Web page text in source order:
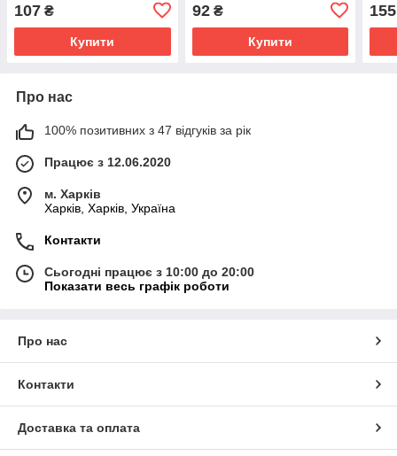
"Лаванда". Розмір 60*80
см
107 ₴
Купити
ароматизований "Океан".
92₴
Купити
155
Про нас
100% позитивних з 47 відгуків за рік
Працює з 12.06.2020
м. Харків
Харків, Харків, Україна
Контакти
Сьогодні працює з 10:00 до 20:00
Показати весь графік роботи
Про нас
Контакти
Доставка та оплата